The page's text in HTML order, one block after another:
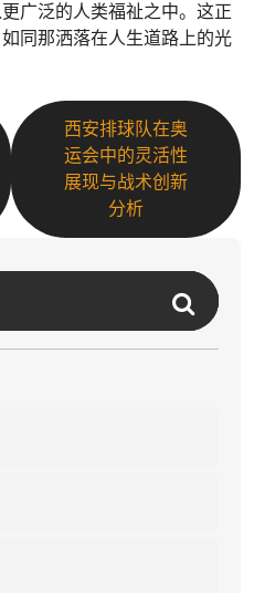
广泛的人类福祉之中。这正
同那洒落在人生道路上的光
西安排球队在奥
运会中的灵活性
展现与战术创新
分析